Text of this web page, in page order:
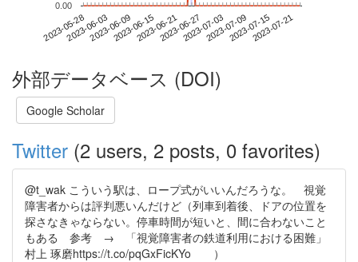
2023-05-282023-06-032023-06-092023-06-152023-06-212023-06-272023-07-032023-07-092023-07-152023-07-21
0.00
外部データベース (DOI)
Google Scholar
Twitter (2 users, 2 posts, 0 favorites)
@t_wak こういう駅は、ロープ式がいいんだろうな。 視覚
障害者からは評判悪いんだけど（列車到着後、ドアの位置を
探さなきゃならない。停車時間が短いと、間に合わないこと
もある 参考 → 「視覚障害者の鉄道利用における困難」
村上 琢磨https://t.co/pqGxFicKYo ）